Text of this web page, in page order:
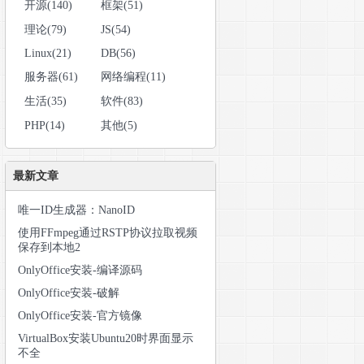
开源(140)
框架(51)
理论(79)
JS(54)
Linux(21)
DB(56)
服务器(61)
网络编程(11)
生活(35)
软件(83)
PHP(14)
其他(5)
最新文章
唯一ID生成器：NanoID
使用FFmpeg通过RSTP协议拉取视频
保存到本地2
OnlyOffice安装-编译源码
OnlyOffice安装-破解
OnlyOffice安装-官方镜像
VirtualBox安装Ubuntu20时界面显示
不全